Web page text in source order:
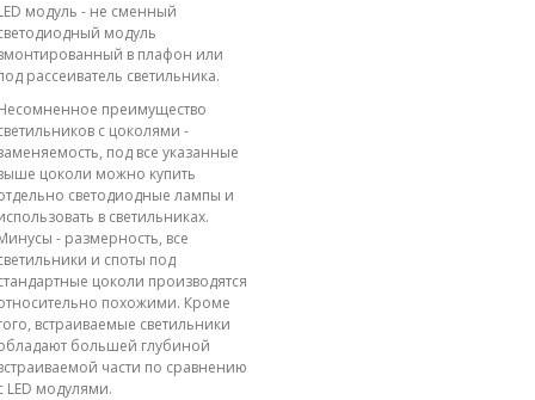
модуль - не сменный
модуль
в плафон или
рассеиватель светильника.
преимущество
с цоколями -
под все указанные
цоколи можно купить
светодиодные лампы и
в светильниках.
- размерность, все
и споты под
цоколи производятся
похожими. Кроме
встраиваемые светильники
большей глубиной
части по сравнению
LED модулями.